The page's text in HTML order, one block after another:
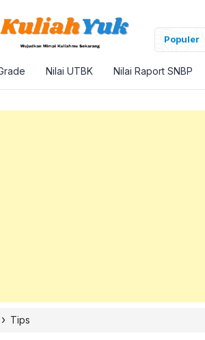
Populer
Nilai UTBK Nilai Raport SNBP
› Tips